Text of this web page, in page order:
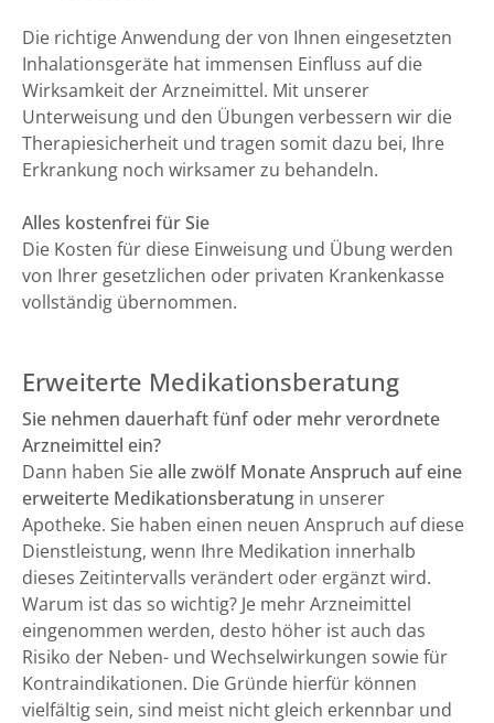
Die richtige Anwendung der von Ihnen eingesetzten
Inhalationsgeräte hat immensen Einfluss auf die
Wirksamkeit der Arzneimittel. Mit unserer
Unterweisung und den Übungen verbessern wir die
Therapiesicherheit und tragen somit dazu bei, Ihre
Erkrankung noch wirksamer zu behandeln.
Alles kostenfrei für Sie
Die Kosten für diese Einweisung und Übung werden
von Ihrer gesetzlichen oder privaten Krankenkasse
vollständig übernommen.
Erweiterte Medikationsberatung
Sie nehmen dauerhaft fünf oder mehr verordnete
Arzneimittel ein?
Dann haben Siealle zwölf Monate Anspruch auf eine
erweiterte Medikationsberatung in unserer
Apotheke. Sie haben einen neuen Anspruch auf diese
Dienstleistung, wenn Ihre Medikation innerhalb
dieses Zeitintervalls verändert oder ergänzt wird.
Warum ist das so wichtig? Je mehr Arzneimittel
eingenommen werden, desto höher ist auch das
Risiko der Neben- und Wechselwirkungen sowie für
Kontraindikationen. Die Gründe hierfür können
vielfältig sein, sind meist nicht gleich erkennbar und